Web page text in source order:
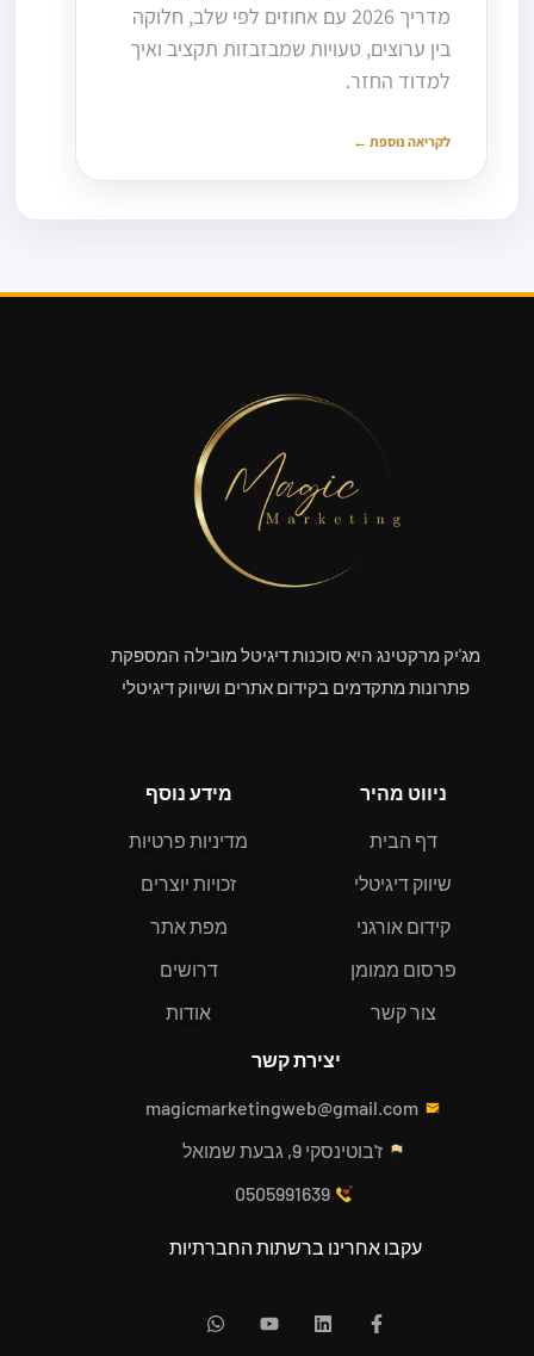
מדריך 2026 עם אחוזים לפי שלב, חלוקה
בין ערוצים, טעויות שמבזבזות תקציב ואיך
למדוד החזר.
לקריאה נוספת ←
מג'יק מרקטינג היא סוכנות דיגיטל מובילה המספקת
פתרונות מתקדמים בקידום אתרים ושיווק דיגיטלי
ניווט מהיר
דף הבית
שיווק דיגיטלי
קידום אורגני
פרסום ממומן
צור קשר
מידע נוסף
מדיניות פרטיות
זכויות יוצרים
מפת אתר
דרושים
אודות
יצירת קשר
magicmarketingweb@gmail.com
ז'בוטינסקי 9, גבעת שמואל
0505991639
עקבו אחרינו ברשתות החברתיות
c
n
u
a